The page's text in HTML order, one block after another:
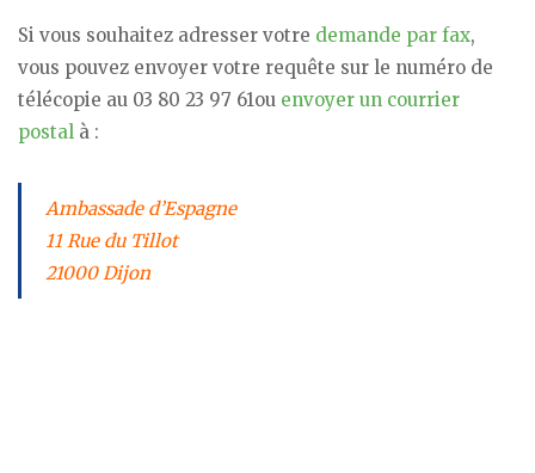
Si vous souhaitez adresser votre demande par fax,
vous pouvez envoyer votre requête sur le numéro de
télécopie au 03 80 23 97 61ou envoyer un courrier
postal à :
Ambassade d’Espagne
11 Rue du Tillot
21000 Dijon